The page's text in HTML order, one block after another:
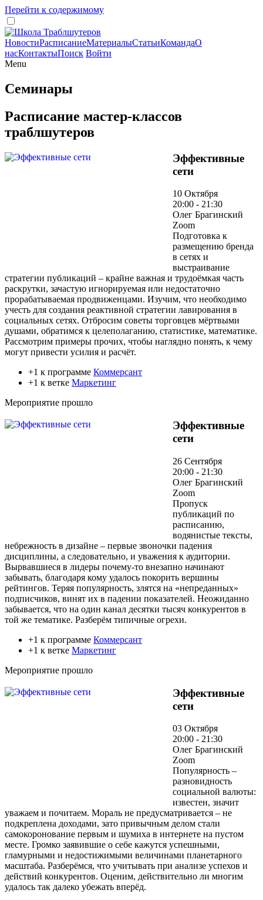
Перейти к содержимому
НовостиРасписаниеМатериалыСтатьиКомандаО
насКонтактыПоиск Войти
Menu
Семинары
Расписание мастер-классов
траблшутеров
Эффективные
сети
10 Октября
20:00 - 21:30
Олег Брагинский
Zoom
Подготовка к
размещению бренда
в сетях и
выстраивание
стратегии публикаций – крайне важная и трудоёмкая часть
раскрутки, зачастую игнорируемая или недостаточно
прорабатываемая продвиженцами. Изучим, что необходимо
учесть для создания реактивной стратегии лавирования в
социальных сетях. Отбросим советы торговцев мёртвыми
душами, обратимся к целеполаганию, статистике, математике.
Рассмотрим примеры прочих, чтобы наглядно понять, к чему
могут привести усилия и расчёт.
+1 к программе Коммерсант
+1 к ветке Маркетинг
Мероприятие прошло
Эффективные
сети
26 Сентября
20:00 - 21:30
Олег Брагинский
Zoom
Пропуск
публикаций по
расписанию,
водянистые тексты,
небрежность в дизайне – первые звоночки падения
дисциплины, а следовательно, и уважения к аудитории.
Вырвавшиеся в лидеры почему-то внезапно начинают
забывать, благодаря кому удалось покорить вершины
рейтингов. Теряя популярность, злятся на «непреданных»
подписчиков, винят их в падении показателей. Неожиданно
забывается, что на один канал десятки тысяч конкурентов в
той же тематике. Разберём типичные огрехи.
+1 к программе Коммерсант
+1 к ветке Маркетинг
Мероприятие прошло
Эффективные
сети
03 Октября
20:00 - 21:30
Олег Брагинский
Zoom
Популярность –
разновидность
социальной валюты:
известен, значит
уважаем и почитаем. Мораль не предусматривается – не
подкреплена доходами, зато привычным делом стали
самокоронование первым и шумиха в интернете на пустом
месте. Громко заявившие о себе кажутся успешными,
гламурными и недостижимыми величинами планетарного
масштаба. Разберёмся, что учитывать при анализе успехов и
действий конкурентов. Оценим, действительно ли многим
удалось так далеко убежать вперёд.